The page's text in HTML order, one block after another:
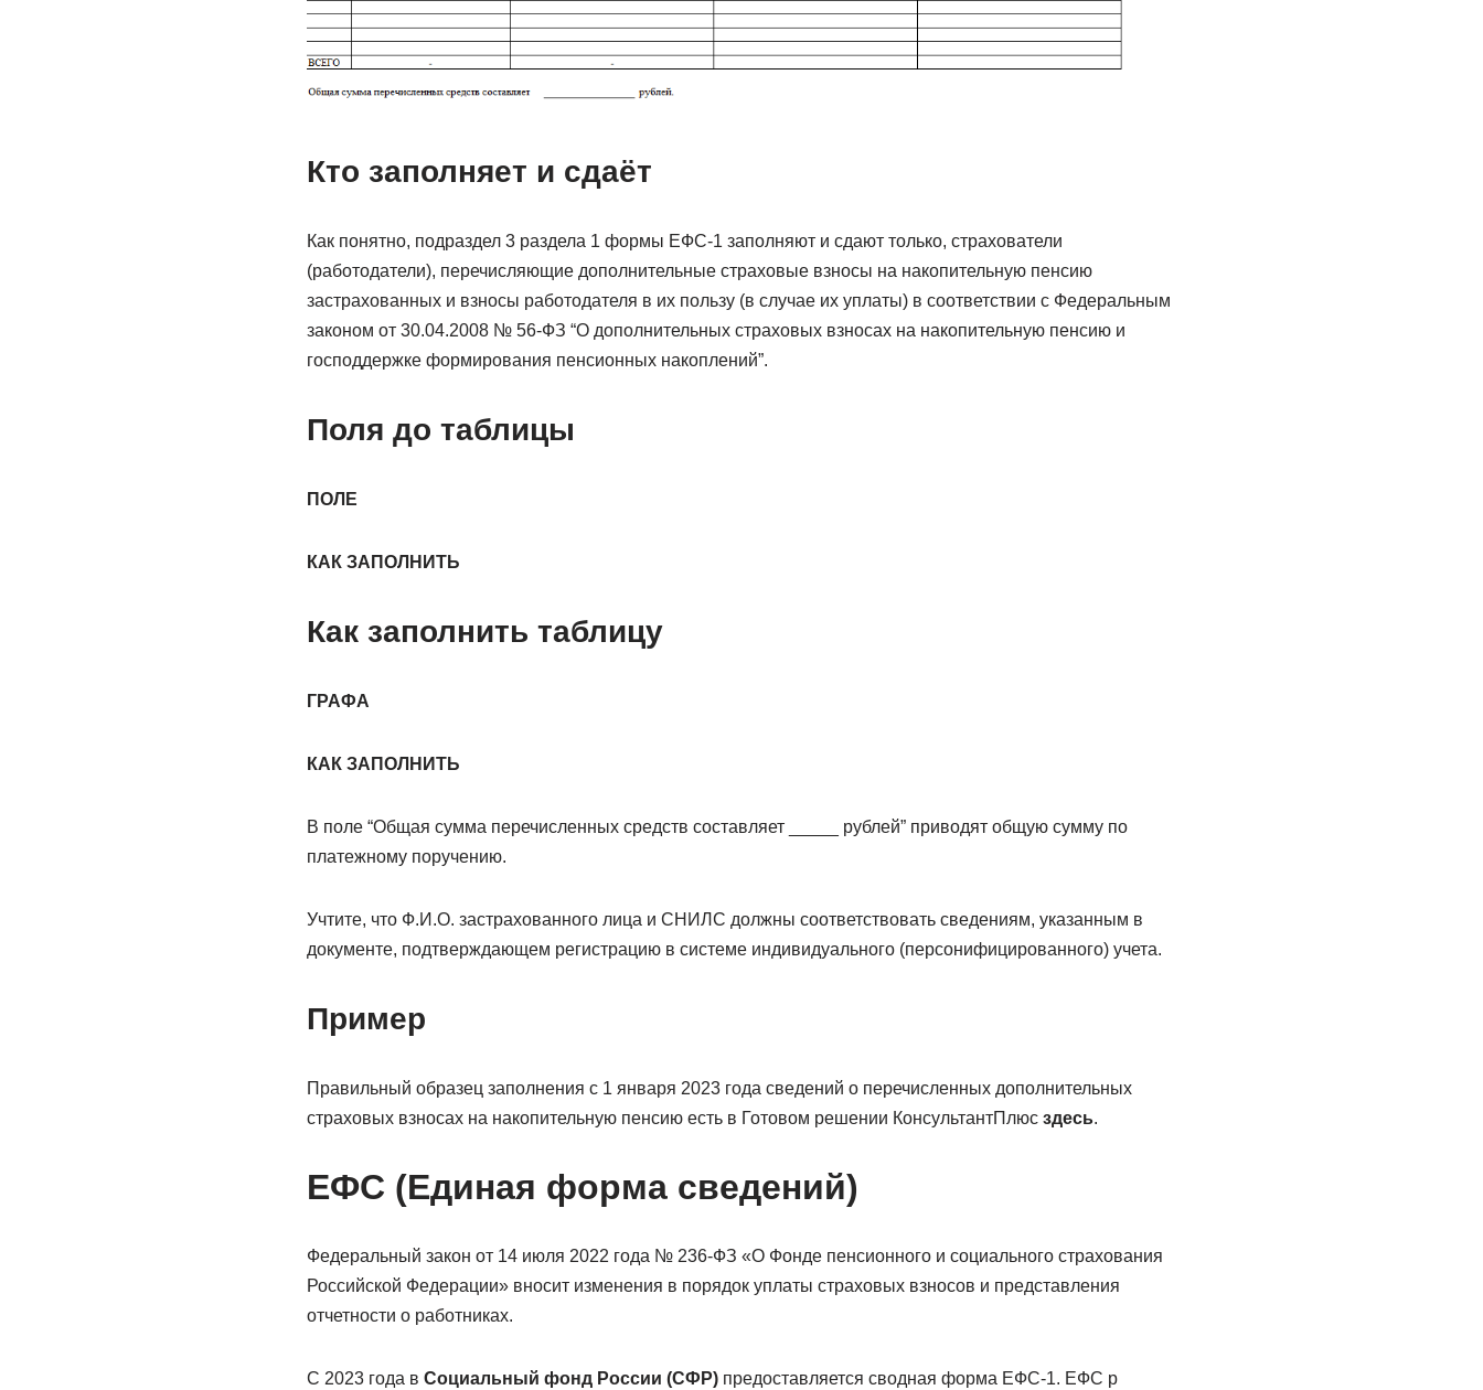
Кто заполняет и сдаёт
Как понятно, подраздел 3 раздела 1 формы ЕФС-1 заполняют и сдают только, страхователи
(работодатели), перечисляющие дополнительные страховые взносы на накопительную пенсию
застрахованных и взносы работодателя в их пользу (в случае их уплаты) в соответствии с Федеральным
законом от 30.04.2008 № 56-ФЗ “О дополнительных страховых взносах на накопительную пенсию и
господдержке формирования пенсионных накоплений”.
Поля до таблицы
ПОЛЕ
КАК ЗАПОЛНИТЬ
Как заполнить таблицу
ГРАФА
КАК ЗАПОЛНИТЬ
В поле “Общая сумма перечисленных средств составляет _____ рублей” приводят общую сумму по
платежному поручению.
Учтите, что Ф.И.О. застрахованного лица и СНИЛС должны соответствовать сведениям, указанным в
документе, подтверждающем регистрацию в системе индивидуального (персонифицированного) учета.
Пример
Правильный образец заполнения с 1 января 2023 года сведений о перечисленных дополнительных
страховых взносах на накопительную пенсию есть в Готовом решении КонсультантПлюс здесь.
ЕФС (Единая форма сведений)
Федеральный закон от 14 июля 2022 года № 236-ФЗ «О Фонде пенсионного и социального страхования
Российской Федерации» вносит изменения в порядок уплаты страховых взносов и представления
отчетности о работниках.
С 2023 года в Социальный фонд России (СФР)предоставляется сводная форма ЕФС-1. ЕФС р